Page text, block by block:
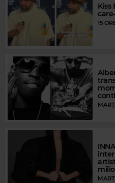
Magic
DOMENICO MODUGNO–NEL BLU
Kiss
15